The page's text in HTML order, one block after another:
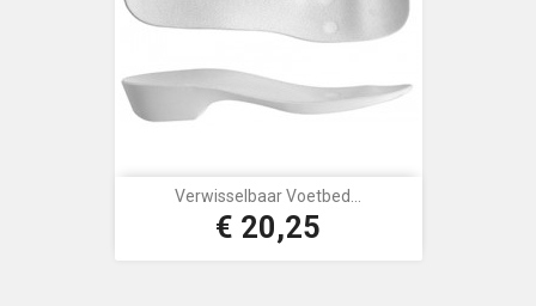
Verwisselbaar Voetbed...
Prijs
€ 20,25